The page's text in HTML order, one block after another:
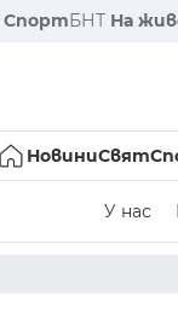
СпортБНТ На
НовиниСвят
У нас
РУМЕН